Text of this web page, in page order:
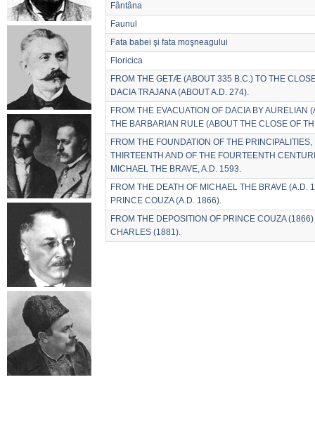
Fântâna
Faunul
Fata babei şi fata moşneagului
Floricica
FROM THE GETÆ (ABOUT 335 B.C.) TO THE
DACIA TRAJANA (ABOUT A.D. 274).
FROM THE EVACUATION OF DACIA BY AURELIAN
THE BARBARIAN RULE (ABOUT THE CLOSE OF
FROM THE FOUNDATION OF THE
THIRTEENTH AND OF THE FOURTEENTH
MICHAEL THE BRAVE, A.D. 1593.
FROM THE DEATH OF MICHAEL THE BRAVE (A.D.
PRINCE COUZA (A.D. 1866).
FROM THE DEPOSITION OF PRINCE COUZA
CHARLES (1881).